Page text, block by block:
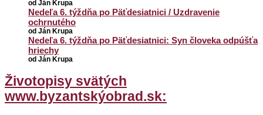
od Ján Krupa
Nedeľa 6. týždňa po Päťdesiatnici / Uzdravenie
ochrnutého
od Ján Krupa
Nedeľa 6. týždňa po Päťdesiatnici: Syn človeka odpúšťa
hriechy
od Ján Krupa
Životopisy svätých
www.byzantskýobrad.sk: